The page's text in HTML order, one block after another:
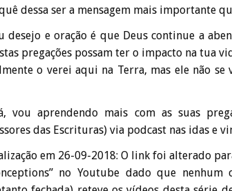
dessa ser a mensagem mais importante
desejo e oração é que Deus continue a
pregações possam ter o impacto na tua
o verei aqui na Terra, mas ele não
vou aprendendo mais com as suas
das Escrituras) via podcast nas idas e
em 26-09-2018: O link foi alterado
no Youtube dado que